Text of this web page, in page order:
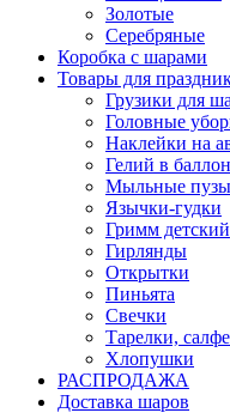
Золотые
Серебряные
Коробка с шарами
Товары для
Грузики для
Головные
Наклейки на
Гелий в
Мыльные
Язычки-гудки
Гримм детский
Гирлянды
Открытки
Пиньята
Свечки
Тарелки,
Хлопушки
РАСПРОДАЖА
Доставка шаров